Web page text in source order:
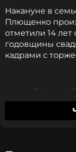
Накануне в
Плющенко
отметили 14
годовщины
кадрами с
Евгений
На